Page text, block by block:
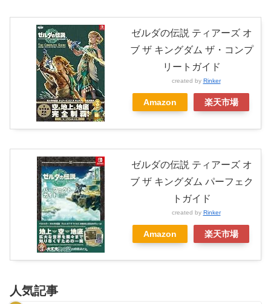
ゼルダの伝説 ティアーズ オ
ブ ザ キングダム ザ・コンプ
リートガイド
created by Rinker
Amazon 楽天市場
ゼルダの伝説 ティアーズ オ
ブ ザ キングダム パーフェク
トガイド
created by Rinker
Amazon 楽天市場
人気記事